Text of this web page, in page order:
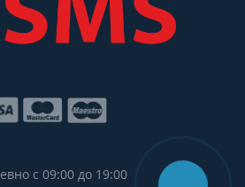
с 09:00 до 19:00